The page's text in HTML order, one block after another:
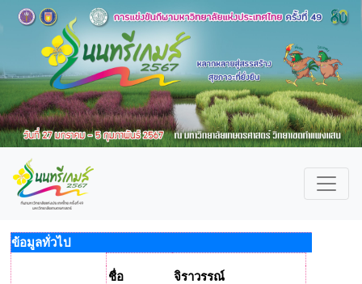
ข้อมูลทั่วไป
ชื่อ
จิราวรรณ์